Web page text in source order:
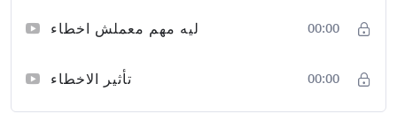
ليه مهم معملش اخطاء 00:00
تأثير الاخطاء 00:00